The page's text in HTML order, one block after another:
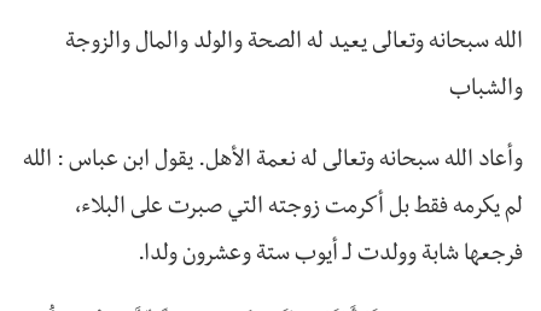
الله سبحانه وتعالى يعيد له الصحة والولد والمال والزوجة
والشباب
وأعاد الله سبحانه وتعالى له نعمة الأهل. يقول ابن عباس : الله
لم يكرمه فقط بل أكرمت زوجته التي صبرت على البلاء،
فرجعها شابة وولدت لـ أيوب ستة وعشرون ولدا.